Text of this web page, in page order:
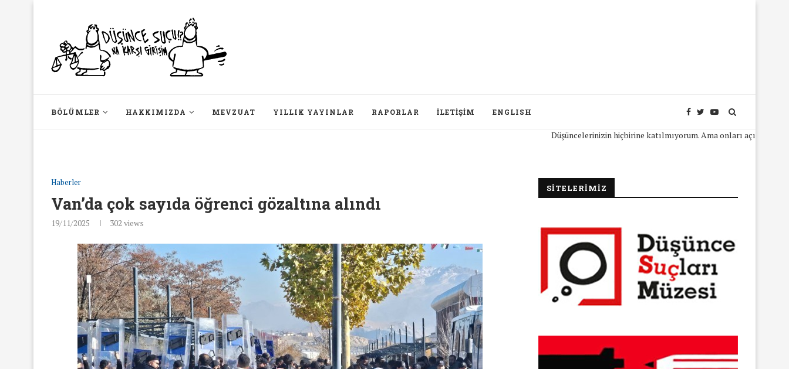
BÖLÜMLER HAKKIMIZDA MEVZUAT YILLIK YAYINLAR RAPORLAR İLETIŞIM ENGLISH
Düşüncelerinizin hiçbirine katılmıyorum. Ama onları açıkça ifade
Haberler
Van’da çok sayıda öğrenci gözaltına alındı
19/11/2025 302 views
SİTELERİMİZ